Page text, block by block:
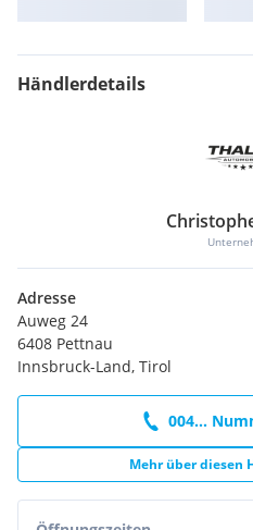
Händlerdetails
Adresse
Auweg 24
6408 Pettnau
Innsbruck-Land, Tirol
004...
Mehr über diesen